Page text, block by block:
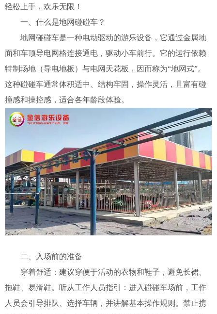
轻松上手，欢乐无限！
一、什么是地网碰碰车？
地网碰碰车是一种电动驱动的游乐设备，它通过金属地
面和车顶导电网格连接通电，驱动小车前行。它的运行依赖
特制场地（导电地板）与电网天花板，因而称为“地网式”。
这种碰碰车通常体积适中、结构牢固，操作灵活，且富有碰
撞感和操控感，适合各年龄段体验。
二、入场前的准备
穿着舒适：建议穿便于活动的衣物和鞋子，避免长裙、
拖鞋、易滑鞋。
听从工作人员指引：进入碰碰车场前，工作
人员会引导排队、选择车辆，并讲解基本操作规则。 禁止携